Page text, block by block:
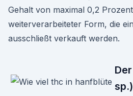
Gehalt von maximal 0,2
weiterverarbeiteter Form, die
ausschließt verkauft werden.